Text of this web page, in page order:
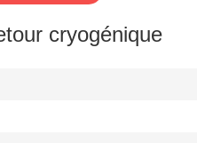
cryogénique